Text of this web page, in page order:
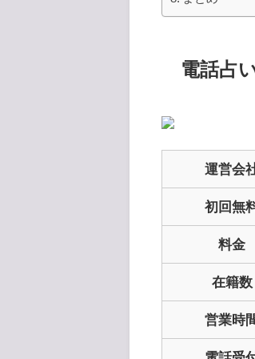
電話占
運営会
初回無
料金
在籍数
営業時